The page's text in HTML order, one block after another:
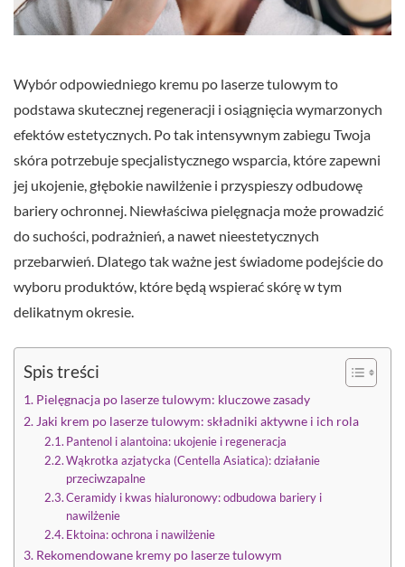
Wybór odpowiedniego kremu po laserze tulowym to
podstawa skutecznej regeneracji i osiągnięcia wymarzonych
efektów estetycznych. Po tak intensywnym zabiegu Twoja
skóra potrzebuje specjalistycznego wsparcia, które zapewni
jej ukojenie, głębokie nawilżenie i przyspieszy odbudowę
bariery ochronnej. Niewłaściwa pielęgnacja może prowadzić
do suchości, podrażnień, a nawet nieestetycznych
przebarwień. Dlatego tak ważne jest świadome podejście do
wyboru produktów, które będą wspierać skórę w tym
delikatnym okresie.
Spis treści
Pielęgnacja po laserze tulowym: kluczowe zasady
Jaki krem po laserze tulowym: składniki aktywne i ich rola
Pantenol i alantoina: ukojenie i regeneracja
Wąkrotka azjatycka (Centella Asiatica): działanie
przeciwzapalne
Ceramidy i kwas hialuronowy: odbudowa bariery i
nawilżenie
Ektoina: ochrona i nawilżenie
Rekomendowane kremy po laserze tulowym